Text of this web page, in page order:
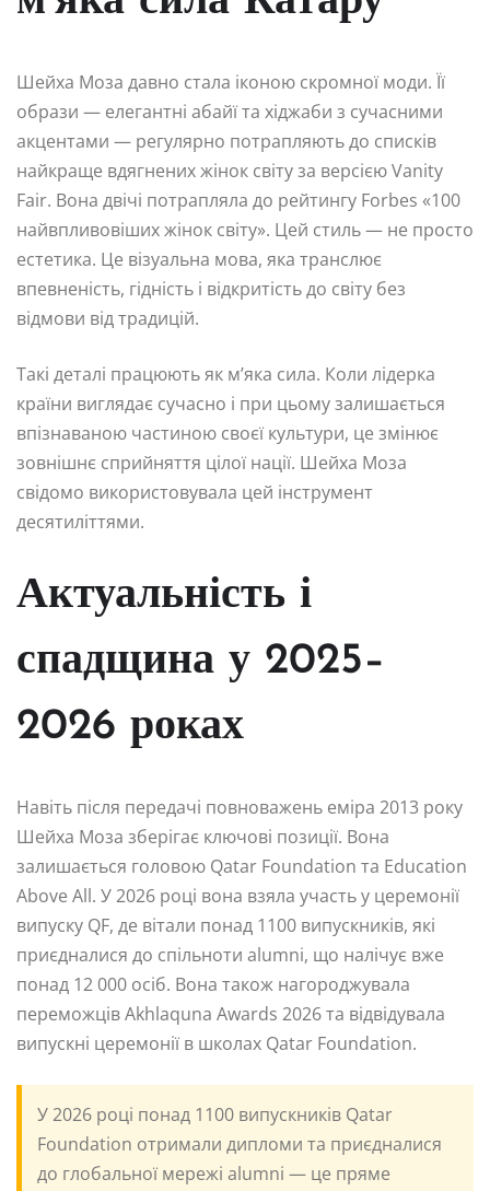
Шейха Моза давно стала іконою скромної моди. Її
образи — елегантні абайї та хіджаби з сучасними
акцентами — регулярно потрапляють до списків
найкраще вдягнених жінок світу за версією Vanity
Fair. Вона двічі потрапляла до рейтингу Forbes «100
найвпливовіших жінок світу». Цей стиль — не просто
естетика. Це візуальна мова, яка транслює
впевненість, гідність і відкритість до світу без
відмови від традицій.
Такі деталі працюють як м’яка сила. Коли лідерка
країни виглядає сучасно і при цьому залишається
впізнаваною частиною своєї культури, це змінює
зовнішнє сприйняття цілої нації. Шейха Моза
свідомо використовувала цей інструмент
десятиліттями.
Актуальність і
спадщина у 2025–
2026 роках
Навіть після передачі повноважень еміра 2013 року
Шейха Моза зберігає ключові позиції. Вона
залишається головою Qatar Foundation та Education
Above All. У 2026 році вона взяла участь у церемонії
випуску QF, де вітали понад 1100 випускників, які
приєдналися до спільноти alumni, що налічує вже
понад 12 000 осіб. Вона також нагороджувала
переможців Akhlaquna Awards 2026 та відвідувала
випускні церемонії в школах Qatar Foundation.
У 2026 році понад 1100 випускників Qatar
Foundation отримали дипломи та приєдналися
до глобальної мережі alumni — це пряме